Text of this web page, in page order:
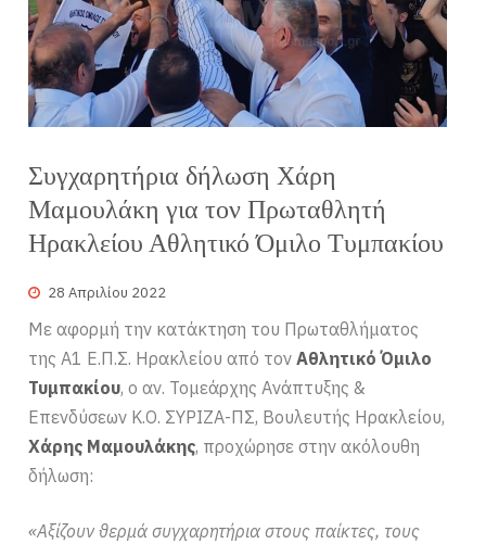
Συγχαρητήρια δήλωση Χάρη
Μαμουλάκη για τον Πρωταθλητή
Ηρακλείου Αθλητικό Όμιλο Τυμπακίου
28 Απριλίου 2022
Με αφορμή την κατάκτηση του Πρωταθλήματος
της Α1 Ε.Π.Σ. Ηρακλείου από τονΑθλητικό Όμιλο
Τυμπακίου, ο αν. Τομεάρχης Ανάπτυξης &
Επενδύσεων Κ.Ο. ΣΥΡΙΖΑ-ΠΣ, Βουλευτής Ηρακλείου,
Χάρης Μαμουλάκης, προχώρησε στην ακόλουθη
δήλωση:
«Αξίζουν θερμά συγχαρητήρια στους παίκτες, τους